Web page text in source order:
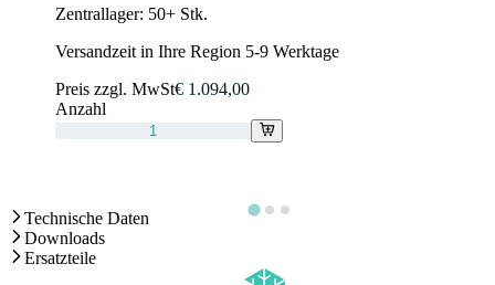
Zentrallager: 50+ Stk.
Versandzeit in Ihre Region 5-9 Werktage
Preis zzgl. MwSt€ 1.094,00
Anzahl
Technische Daten
Downloads
Ersatzteile